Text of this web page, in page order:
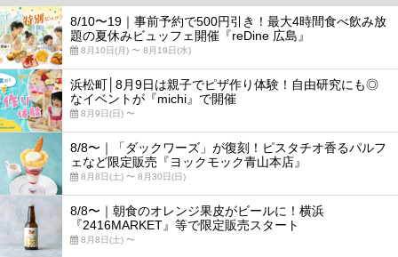
8/10〜19｜事前予約で500円引き！最大4時間食べ飲み放
題の夏休みビュッフェ開催『reDine 広島』
8月10日(月) 〜 8月19日(水)
浜松町│8月9日は親子でピザ作り体験！自由研究にも◎
なイベントが『michi』で開催
8月9日(日) 〜
8/8〜｜「ダックワーズ」が復刻！ピスタチオ香るパルフ
ェなど限定販売『ヨックモック青山本店』
8月8日(土) 〜 8月30日(日)
8/8〜｜朝食のオレンジ果皮がビールに！横浜
『2416MARKET』等で限定販売スタート
8月8日(土) 〜